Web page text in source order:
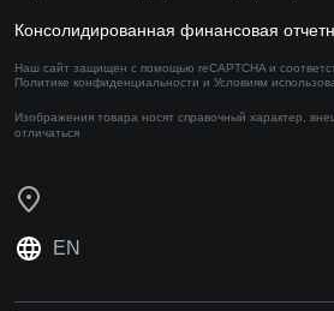
Консолидированная финансовая
Наш сайт защищен с помощью reCAPTCHA и
Политике конфиденциальности и Условиям
Изображения товара носят справочный характер,
отличаться
EN